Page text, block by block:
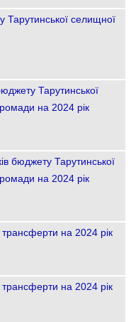
селищної
Тарутинської
на 2024 рік
бюджету Тарутинської
на 2024 рік
на 2024 рік
на 2024 рік